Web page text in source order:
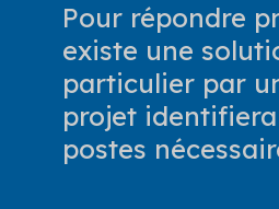
Pour répondre
existe une
particulierpar
projet
postes